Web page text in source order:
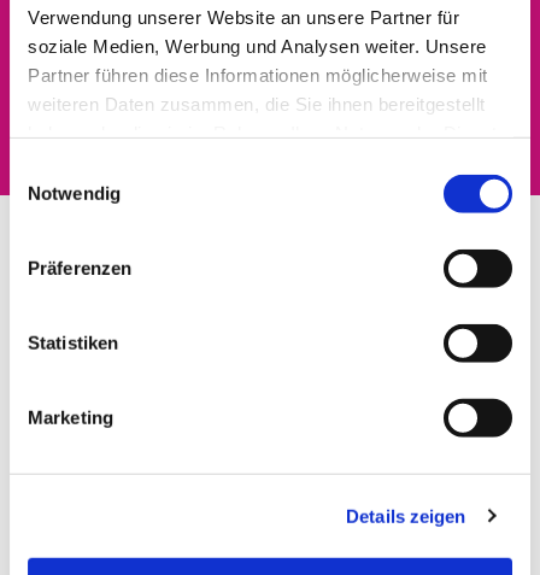
Verwendung unserer Website an unsere Partner für
soziale Medien, Werbung und Analysen weiter. Unsere
Partner führen diese Informationen möglicherweise mit
weiteren Daten zusammen, die Sie ihnen bereitgestellt
Notwendig
Präferenzen
Statistiken
Marketing
Details zeigen
Dies könnte Sie auch
interessieren